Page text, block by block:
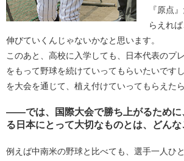
『原点
らえれ
伸びていくんじゃないかなと思います。
このあと、高校に入学しても、日本代表のプ
をもって野球を続けていってもらいたいです
を大会を通じて、植え付けていってもらえた
――では、国際大会で勝ち上がるために
る日本にとって大切なものとは、どんな
例えば中南米の野球と比べても、選手一人ひ